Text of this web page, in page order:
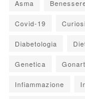
Asma
Covid-19
Diabetologia
Genetica
Infiammazione